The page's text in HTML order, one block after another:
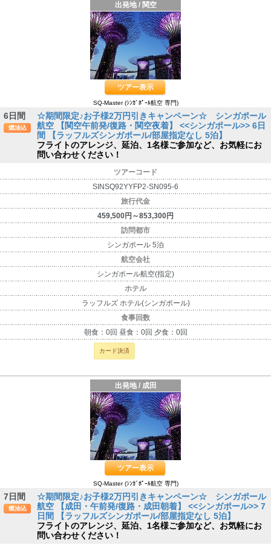
出発地 / 関空
ツアー表示
SQ-Master (ｼﾝｶﾞﾎﾟｰﾙ航空 専門)
6日間
燃油込
☆期間限定♪お子様2万円引きキャンペーン☆ シンガポール
航空 【関空午前発/復路・関空夜着】 <<シンガポール>> 6日
間 【ラッフルズシンガポール/部屋指定なし 5泊】
フライトのアレンジ、延泊、1名様ご参加など、お気軽にお
問い合わせください！
ツアーコード
SINSQ92YYFP2-SN095-6
旅行代金
459,500円～853,300円
訪問都市
シンガポール 5泊
航空会社
シンガポール航空(指定)
ホテル
ラッフルズ ホテル(シンガポール)
食事回数
朝食：0回 昼食：0回 夕食：0回
カード決済
出発地 / 成田
ツアー表示
SQ-Master (ｼﾝｶﾞﾎﾟｰﾙ航空 専門)
7日間
燃油込
☆期間限定♪お子様2万円引きキャンペーン☆ シンガポール
航空 【成田・午前発/復路・成田朝着】 <<シンガポール>> 7
日間 【ラッフルズシンガポール/部屋指定なし 5泊】
フライトのアレンジ、延泊、1名様ご参加など、お気軽にお
問い合わせください！